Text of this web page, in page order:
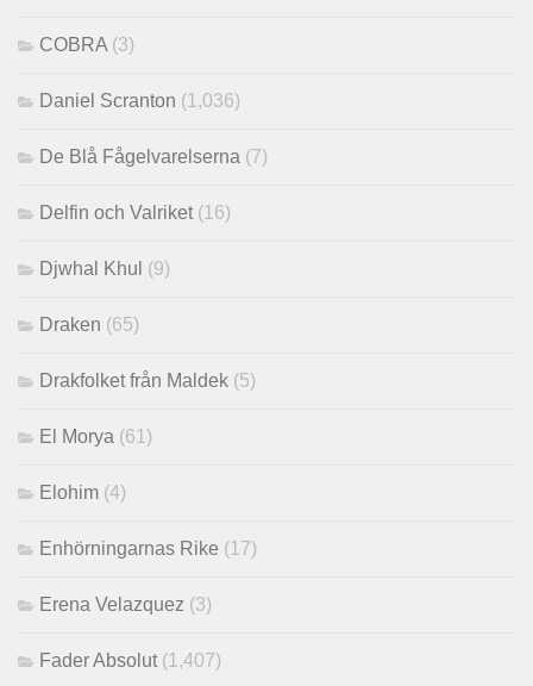
COBRA (3)
Daniel Scranton (1,036)
De Blå Fågelvarelserna (7)
Delfin och Valriket (16)
Djwhal Khul (9)
Draken (65)
Drakfolket från Maldek (5)
El Morya (61)
Elohim (4)
Enhörningarnas Rike (17)
Erena Velazquez (3)
Fader Absolut (1,407)